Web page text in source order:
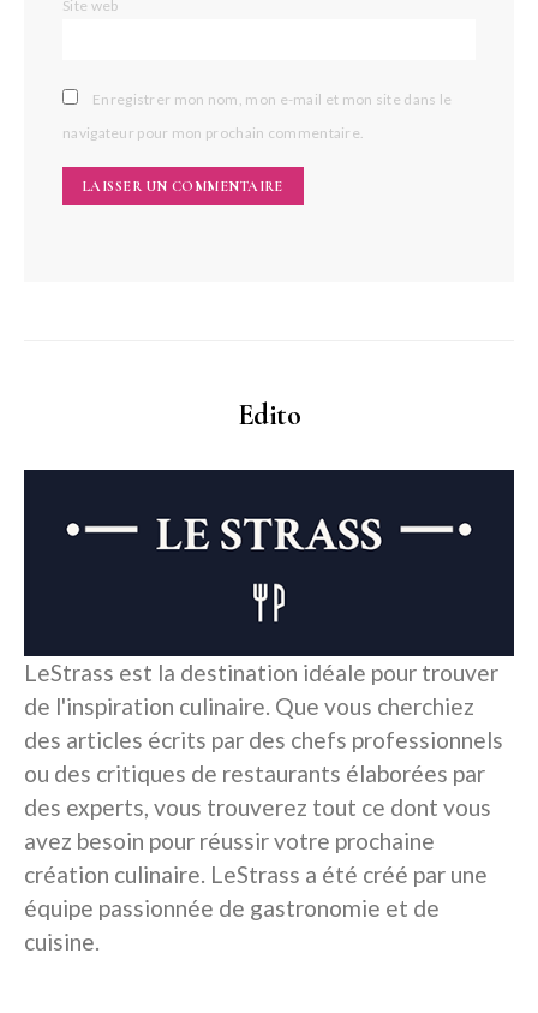
Site web
Enregistrer mon nom, mon e-mail et mon site dans le
navigateur pour mon prochain commentaire.
Edito
LeStrass est la destination idéale pour trouver
de l'inspiration culinaire. Que vous cherchiez
des articles écrits par des chefs professionnels
ou des critiques de restaurants élaborées par
des experts, vous trouverez tout ce dont vous
avez besoin pour réussir votre prochaine
création culinaire. LeStrass a été créé par une
équipe passionnée de gastronomie et de
cuisine.